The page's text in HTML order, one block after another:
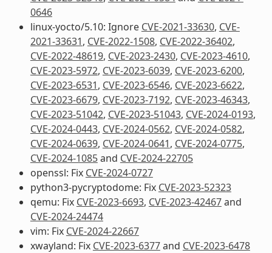
0646
linux-yocto/5.10: Ignore CVE-2021-33630, CVE-
2021-33631, CVE-2022-1508, CVE-2022-36402,
CVE-2022-48619, CVE-2023-2430, CVE-2023-4610,
CVE-2023-5972, CVE-2023-6039, CVE-2023-6200,
CVE-2023-6531, CVE-2023-6546, CVE-2023-6622,
CVE-2023-6679, CVE-2023-7192, CVE-2023-46343,
CVE-2023-51042, CVE-2023-51043, CVE-2024-0193,
CVE-2024-0443, CVE-2024-0562, CVE-2024-0582,
CVE-2024-0639, CVE-2024-0641, CVE-2024-0775,
CVE-2024-1085and CVE-2024-22705
openssl: Fix CVE-2024-0727
python3-pycryptodome: Fix CVE-2023-52323
qemu: Fix CVE-2023-6693, CVE-2023-42467and
CVE-2024-24474
vim: Fix CVE-2024-22667
xwayland: Fix CVE-2023-6377and CVE-2023-6478